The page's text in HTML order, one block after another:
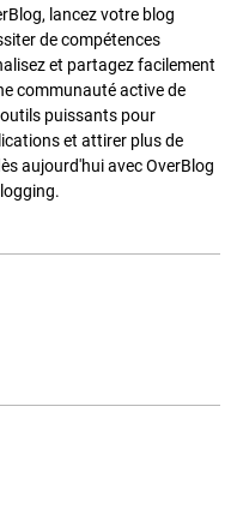
lancez votre blog
de compétences
et partagez facilement
communauté active de
puissants pour
et attirer plus de
aujourd'hui avec OverBlog